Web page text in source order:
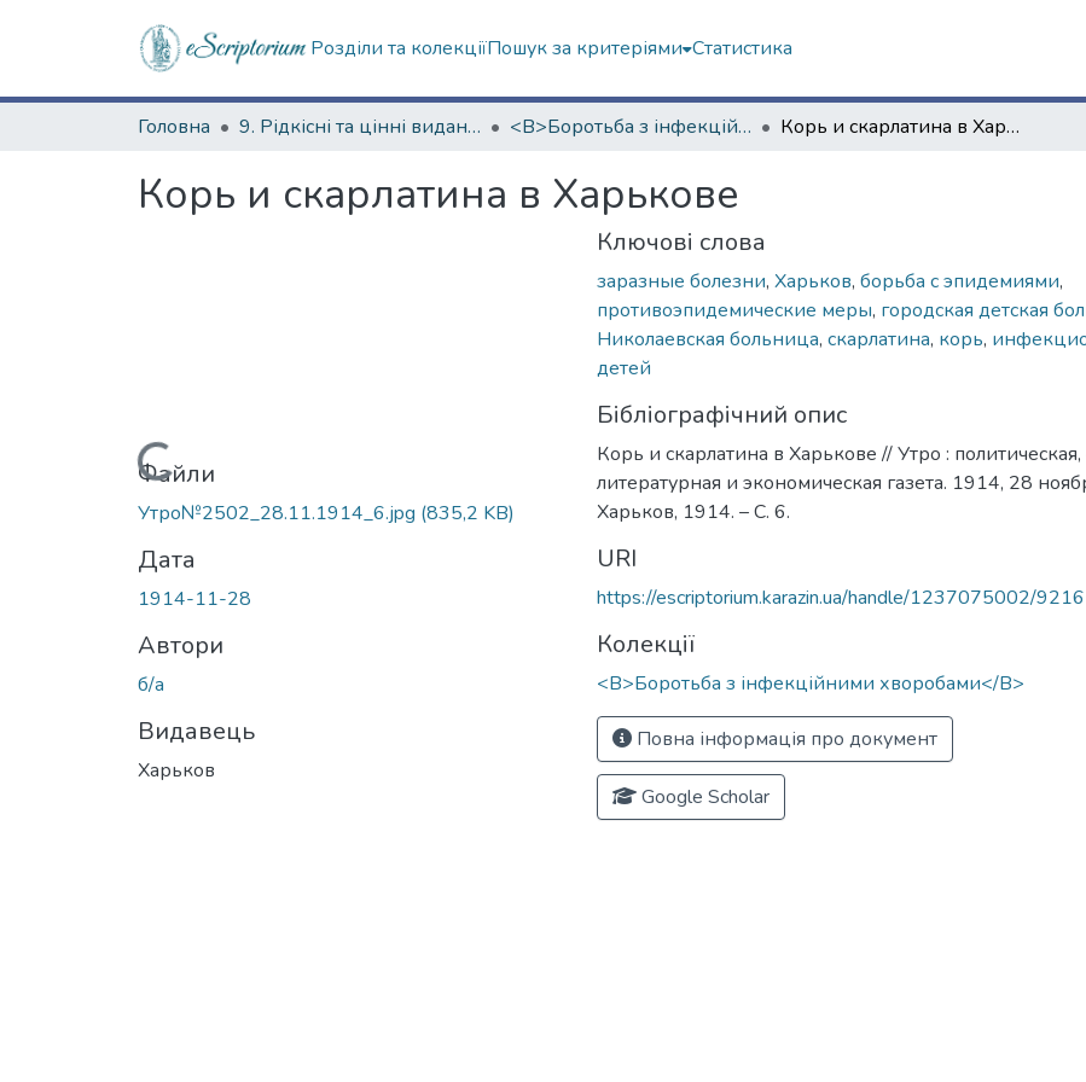
Розділи та колекціїПошук за критеріями Статистика
Головна 9. Рідкісні та цінні видання <B>Боротьба з інфекційними хворобами</B> Корь и скарлатина в Харькове
Корь и скарлатина в Харькове
Вантажиться...
Файли
Утро№2502_28.11.1914_6.jpg (835,2 KB)
Дата
1914-11-28
Автори
б/а
Видавець
Харьков
Ключові слова
заразные болезни, Харьков, борьба с эпидемиями,
противоэпидемические меры, городская детская
Николаевская больница, скарлатина, корь,
детей
Бібліографічний опис
Корь и скарлатина в Харькове // Утро :
литературная и экономическая газета. 1914, 28
Харьков, 1914. – С. 6.
URI
https://escriptorium.karazin.ua/handle/1237075002/9216
Колекції
<B>Боротьба з інфекційними хворобами</B>
Повна інформація про документ
Google Scholar